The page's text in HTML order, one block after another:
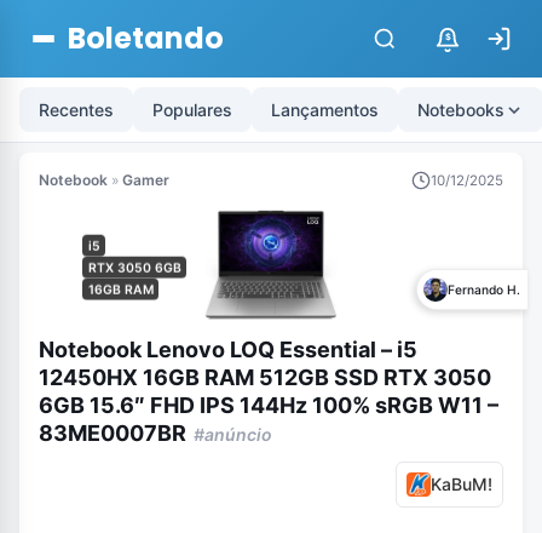
Boletando $
Recentes Populares Lançamentos Notebooks
Notebook » Gamer 10/12/2025
i5
RTX 3050 6GB
16GB RAM
Fernando H.
Notebook Lenovo LOQ Essential – i5
12450HX 16GB RAM 512GB SSD RTX 3050
6GB 15.6″ FHD IPS 144Hz 100% sRGB W11 –
83ME0007BR #anúncio
KaBuM!